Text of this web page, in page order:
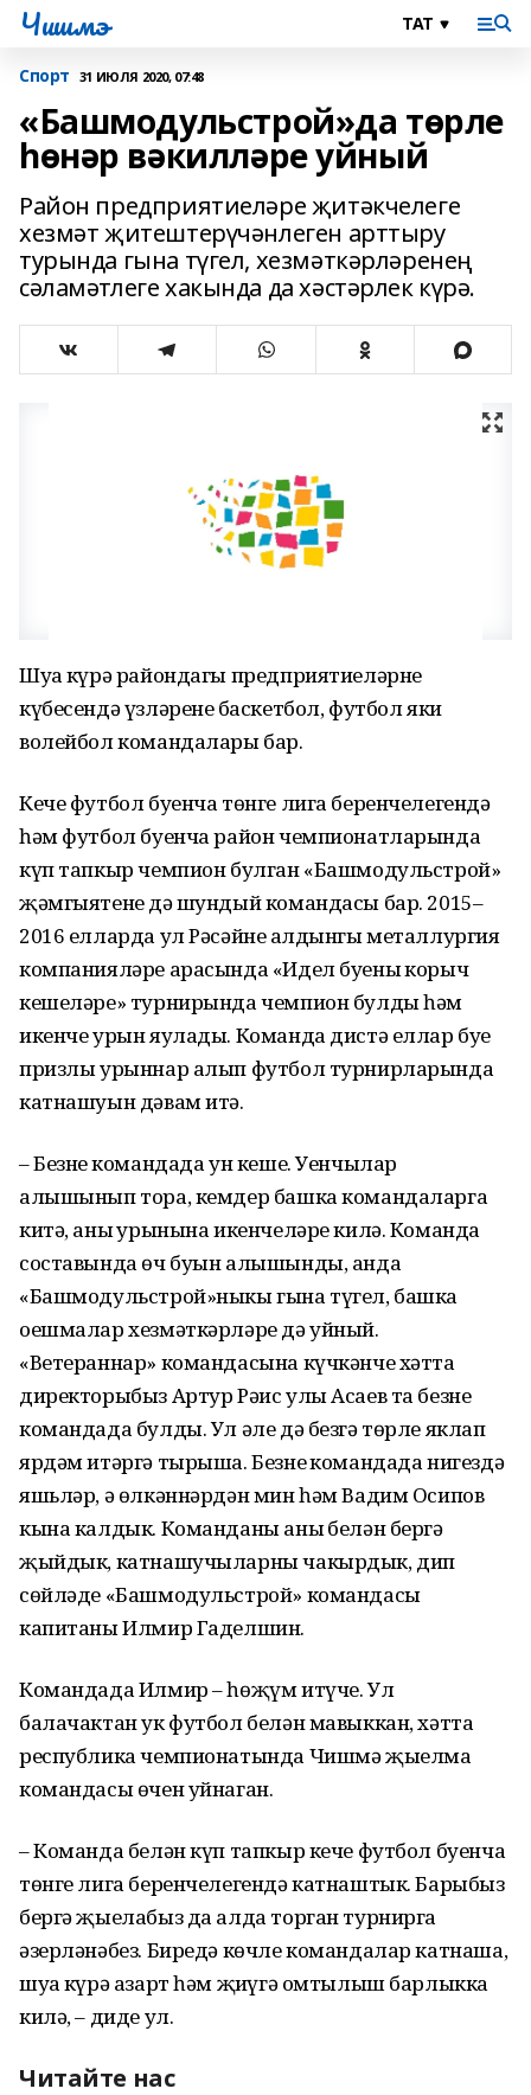
Чишмэ
Спорт 31 ИЮЛЯ 2020, 07:48
«Башмодульстрой»да төрле
һөнәр вәкилләре уйный
Район предприятиеләре җитәкчелеге
хезмәт җитештерүчәнлеген арттыру
турында гына түгел, хезмәткәрләренең
сәламәтлеге хакында да хәстәрлек күрә.
Шуңа күрә райондагы предприятиеләрнең
күбесендә үзләренең баскетбол, футбол яки
волейбол командалары бар.
Кече футбол буенча төнге лига беренчелегендә
һәм футбол буенча район чемпионатларында
күп тапкыр чемпион булган «Башмодульстрой»
җәмгыятенең дә шундый командасы бар. 2015–
2016 елларда ул Рәсәйнең алдынгы металлургия
компанияләре арасында «Идел буеның корыч
кешеләре» турнирында чемпион булды һәм
икенче урын яулады. Команда дистә еллар буе
призлы урыннар алып футбол турнирларында
катнашуын дәвам итә.
– Безнең командада ун кеше. Уенчылар
алышынып тора, кемдер башка командаларга
китә, аның урынына икенчеләре килә. Команда
составында өч буын алышынды, анда
«Башмодульстрой»ныкы гына түгел, башка
оешмалар хезмәткәрләре дә уйный.
«Ветераннар» командасына күчкәнче хәтта
директорыбыз Артур Рәис улы Асаев та безнең
командада булды. Ул әле дә безгә төрле яклап
ярдәм итәргә тырыша. Безнең командада нигездә
яшьләр, ә өлкәннәрдән мин һәм Вадим Осипов
кына калдык. Команданы аның белән бергә
җыйдык, катнашучыларны чакырдык, дип
сөйләде «Башмодульстрой» командасы
капитаны Илмир Гаделшин.
Командада Илмир – һөҗүм итүче. Ул
балачактан ук футбол белән мавыккан, хәтта
республика чемпионатында Чишмә җыелма
командасы өчен уйнаган.
– Команда белән күп тапкыр кече футбол буенча
төнге лига беренчелегендә катнаштык. Барыбыз
бергә җыелабыз да алда торган турнирга
әзерләнәбез. Биредә көчле командалар катнаша,
шуңа күрә азарт һәм җиңүгә омтылыш барлыкка
килә, – диде ул.
Читайте нас